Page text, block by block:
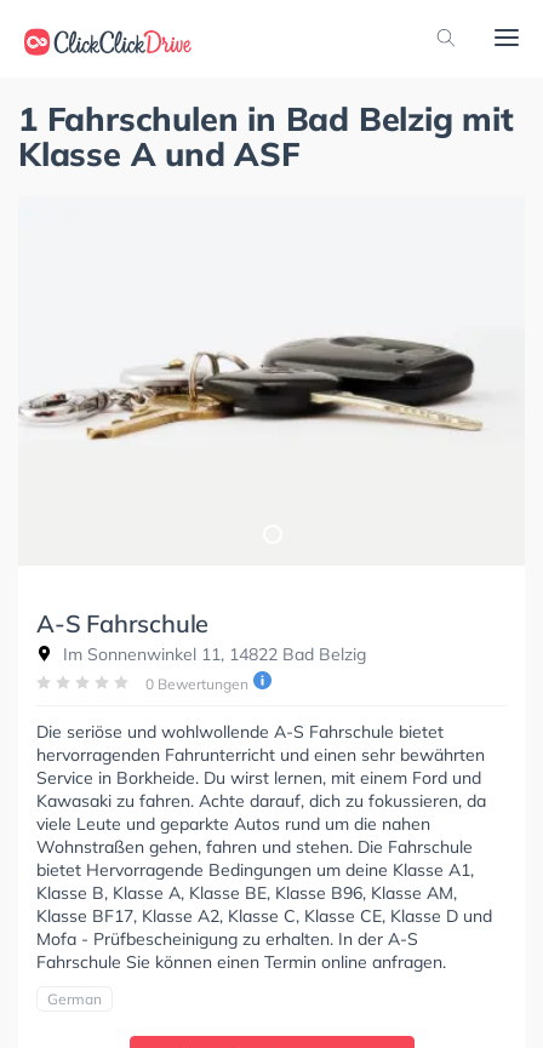
1 Fahrschulen in Bad Belzig mit
Klasse A und ASF
A-S Fahrschule
Im Sonnenwinkel 11, 14822 Bad Belzig
0 Bewertungen
Die seriöse und wohlwollende A-S Fahrschule bietet
hervorragenden Fahrunterricht und einen sehr bewährten
Service in Borkheide. Du wirst lernen, mit einem Ford und
Kawasaki zu fahren. Achte darauf, dich zu fokussieren, da
viele Leute und geparkte Autos rund um die nahen
Wohnstraßen gehen, fahren und stehen. Die Fahrschule
bietet Hervorragende Bedingungen um deine Klasse A1,
Klasse B, Klasse A, Klasse BE, Klasse B96, Klasse AM,
Klasse BF17, Klasse A2, Klasse C, Klasse CE, Klasse D und
Mofa - Prüfbescheinigung zu erhalten. In der A-S
Fahrschule Sie können einen Termin online anfragen.
German